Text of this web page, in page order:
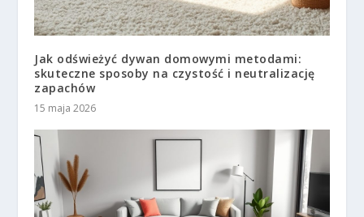
Jak odświeżyć dywan domowymi metodami:
skuteczne sposoby na czystość i neutralizację
zapachów
15 maja 2026